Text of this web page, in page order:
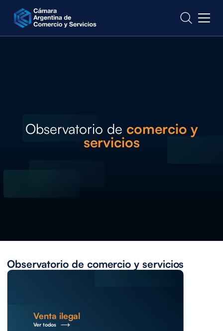
CONTACTO
Observatorio de comercio y
servicios
Observatorio de comercio y servicios
Venta ilegal
Ver todos